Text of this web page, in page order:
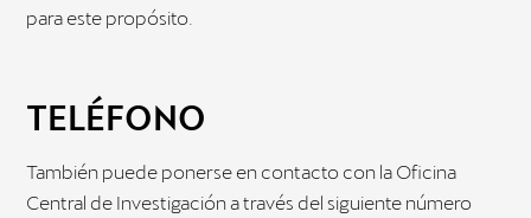
para este propósito.
TELÉFONO
También puede ponerse en contacto con la Oficina
Central de Investigación a través del siguiente número